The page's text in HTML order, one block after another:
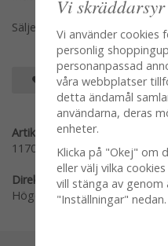
Säljes per styck en och en
SPARA SOM FAVORIT
Artikelnummer:
117007-S
Direktlänk:
Högerklicka och kopiera
Vi
Vi använder cookies
personlig
personanpassad
våra webbplatser
detta ändamål
användarna, deras
enheter.
Klicka på "Okej" om
eller välj vilka
vill stänga av genom
"Inställningar" nedan.